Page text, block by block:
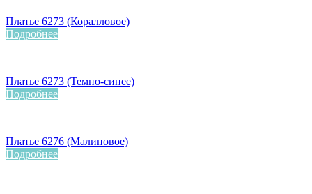
Платье 6273 (Коралловое)
Подробнее
Платье 6273 (Темно-синее)
Подробнее
Платье 6276 (Малиновое)
Подробнее